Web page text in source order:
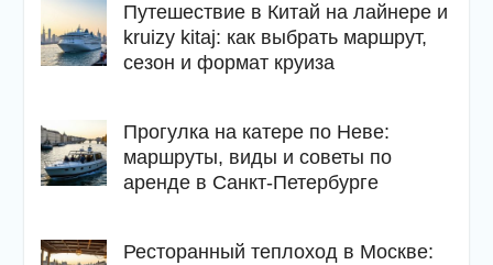
Путешествие в Китай на лайнере и
kruizy kitaj: как выбрать маршрут,
сезон и формат круиза
Прогулка на катере по Неве:
маршруты, виды и советы по
аренде в Санкт-Петербурге
Ресторанный теплоход в Москве: